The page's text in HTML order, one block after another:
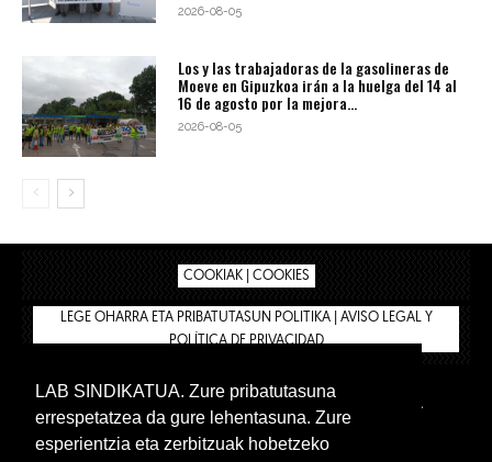
2026-08-05
Los y las trabajadoras de la gasolineras de
Moeve en Gipuzkoa irán a la huelga del 14 al
16 de agosto por la mejora...
2026-08-05
COOKIAK | COOKIES
LEGE OHARRA ETA PRIBATUTASUN POLITIKA | AVISO LEGAL Y
POLÍTICA DE PRIVACIDAD
BIZILAN.EUS
TIENDA
INTRANET 🔑
Euskera Castellano
LAB SINDIKATUA. Zure pribatutasuna
errespetatzea da gure lehentasuna. Zure
esperientzia eta zerbitzuak hobetzeko